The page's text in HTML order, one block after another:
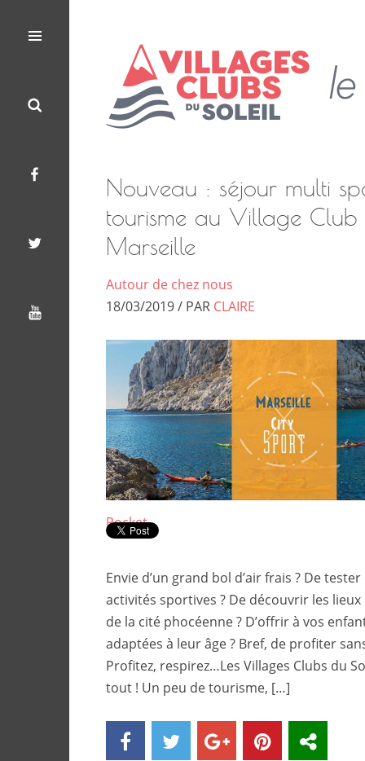
Menu
Search
Facebook
Twitter
Youtube
Villages
Soleil
des
Nouveau : séjour multi
tourisme au Village Club
Marseille
Autour de chez nous
18/03/2019 / PAR CLAIRE
Pocket
Envie d’un grand bol d’air frais ? De
activités sportives ? De découvrir les
de la cité phocéenne ? D’offrir à vos
adaptées à leur âge ? Bref, de profiter
Profitez, respirez…Les Villages Clubs du
tout ! Un peu de tourisme, […]